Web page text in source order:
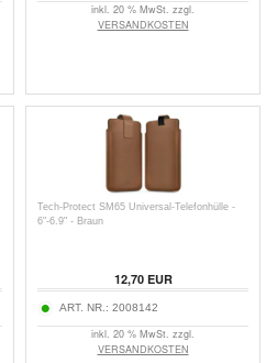
inkl. 20 % MwSt. zzgl.
VERSANDKOSTEN
Tech-Protect SM65 Universal-Telefonhülle -
6"-6.9" - Braun
12,70EUR
ART. NR.: 2008142
inkl. 20 % MwSt. zzgl.
VERSANDKOSTEN